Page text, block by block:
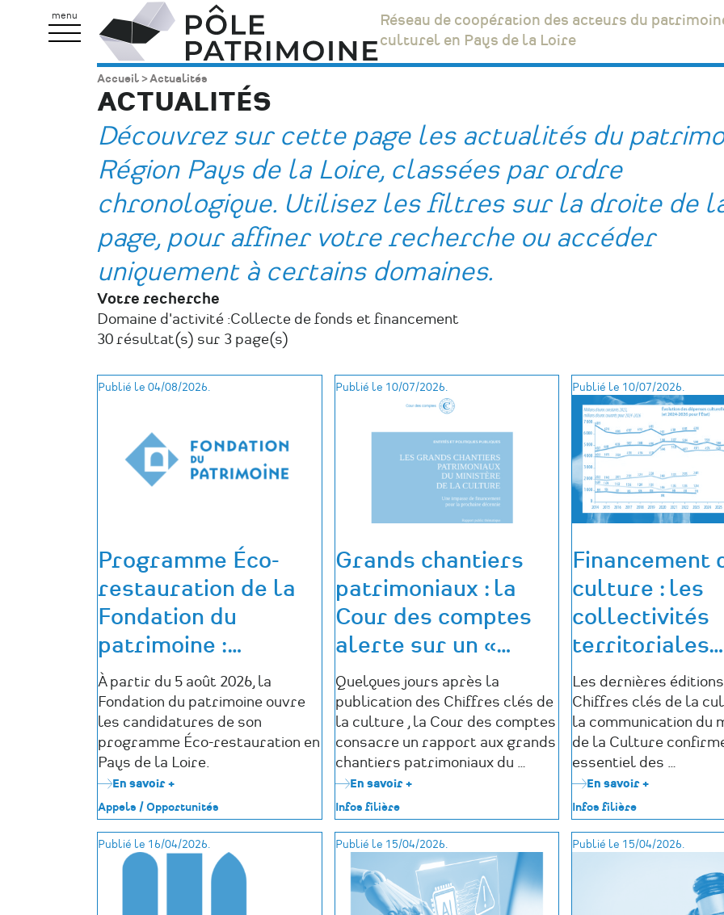
menu
Pôle
Patrimoine
Réseau de coopération des acteurs du
culturel en Pays de la Loire
Fil
d'Ariane
Accueil Actualités
ACTUALITÉS
Découvrez sur cette page les actualités du
Région Pays de la Loire, classées par ordre
chronologique. Utilisez les filtres sur la droite de
page, pour affiner votre recherche ou accéder
uniquement à certains domaines.
Votre recherche
Domaine d'activité :Collecte de fonds et financement
30 résultat(s) sur 3 page(s)
Publié le 04/08/2026.
Programme Éco-
restauration de la
Fondation du
patrimoine :…
À partir du 5 août 2026, la
Fondation du patrimoine ouvre
les candidatures de son
programme Éco-restauration en
Pays de la Loire.
En savoir +
Programme
Éco-
restauration
de
Fondation
Appels / Opportunités
Publié le 10/07/2026.
Grands chantiers
patrimoniaux : la
Cour des comptes
alerte sur un «…
Quelques jours après la
publication des Chiffres clés de
la culture , la Cour des comptes
consacre un rapport aux grands
chantiers patrimoniaux du …
En savoir +sur
patrimoniaux
:
la
Cour
des
comptes
Infos filière
Publié le 10/07/2026.
Financement
culture : les
collectivités
territoriales…
Les dernières
Chiffres clés de la
la communication du
de la Culture
essentiel des …
En savoir +
la
culture
collectivités
territoriales
Infos filière
Publié le 16/04/2026. Publié le 15/04/2026. Publié le 15/04/2026.